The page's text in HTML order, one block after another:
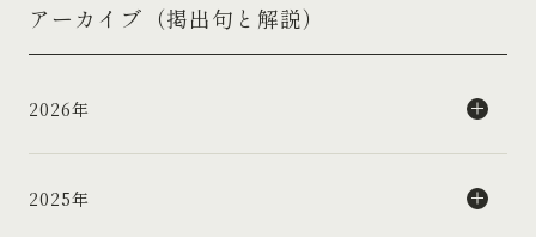
アーカイブ（掲出句と解説）
2026年
2025年